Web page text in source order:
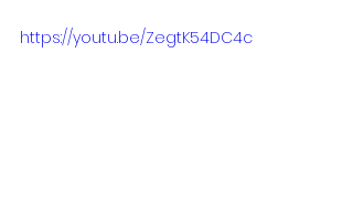
https://youtu.be/ZegtK54DC4c